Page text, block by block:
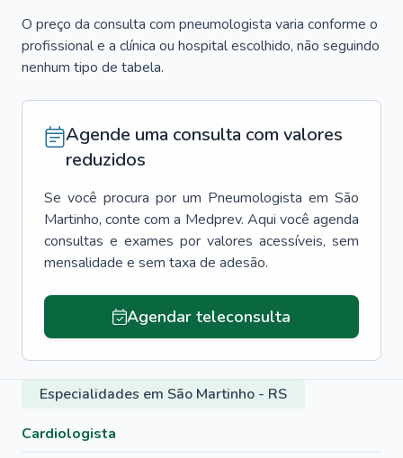
O preço da consulta com pneumologista varia conforme o
profissional e a clínica ou hospital escolhido, não seguindo
nenhum tipo de tabela.
Agende uma consulta com valores
reduzidos
Se você procura por um Pneumologista em São
Martinho, conte com a Medprev. Aqui você agenda
consultas e exames por valores acessíveis, sem
mensalidade e sem taxa de adesão.
Agendar teleconsulta
Especialidades em São Martinho - RS
Cardiologista